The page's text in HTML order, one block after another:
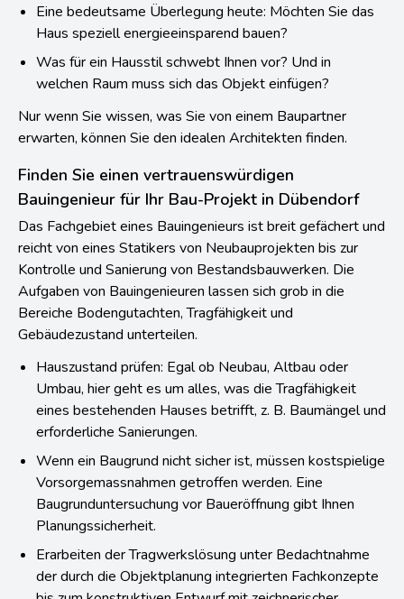
Eine bedeutsame Überlegung heute: Möchten Sie das
Haus speziell energieeinsparend bauen?
Was für ein Hausstil schwebt Ihnen vor? Und in
welchen Raum muss sich das Objekt einfügen?
Nur wenn Sie wissen, was Sie von einem Baupartner
erwarten, können Sie den idealen Architekten finden.
Finden Sie einen vertrauenswürdigen
Bauingenieur für Ihr Bau-Projekt in Dübendorf
Das Fachgebiet eines Bauingenieurs ist breit gefächert und
reicht von eines Statikers von Neubauprojekten bis zur
Kontrolle und Sanierung von Bestandsbauwerken. Die
Aufgaben von Bauingenieuren lassen sich grob in die
Bereiche Bodengutachten, Tragfähigkeit und
Gebäudezustand unterteilen.
Hauszustand prüfen: Egal ob Neubau, Altbau oder
Umbau, hier geht es um alles, was die Tragfähigkeit
eines bestehenden Hauses betrifft, z. B. Baumängel und
erforderliche Sanierungen.
Wenn ein Baugrund nicht sicher ist, müssen kostspielige
Vorsorgemassnahmen getroffen werden. Eine
Baugrunduntersuchung vor Baueröffnung gibt Ihnen
Planungssicherheit.
Erarbeiten der Tragwerkslösung unter Bedachtnahme
der durch die Objektplanung integrierten Fachkonzepte